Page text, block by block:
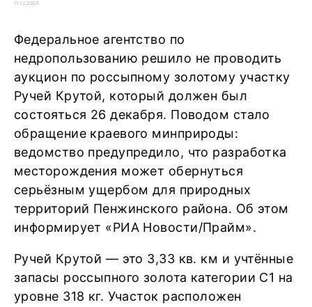
11.12.2025
Федеральное агентство по
недропользованию решило не проводить
аукцион по россыпному золотому участку
Ручей Крутой, который должен был
состояться 26 декабря. Поводом стало
обращение краевого минприроды:
ведомство предупредило, что разработка
месторождения может обернуться
серьёзным ущербом для природных
территорий Пенжинского района. Об этом
информирует «РИА Новости/Прайм».
Ручей Крутой — это 3,33 кв. км и учтённые
запасы россыпного золота категории С1 на
уровне 318 кг. Участок расположен